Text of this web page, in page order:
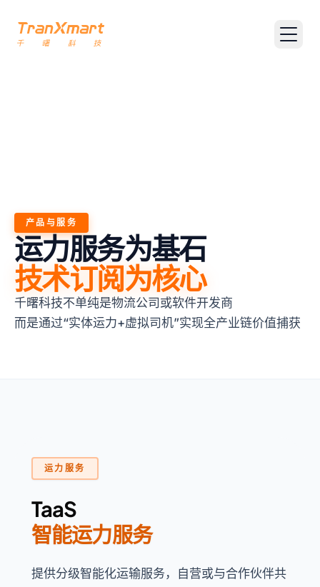
联系我们
产品与服务
运力服务为基石
技术订阅为核心
千曙科技不单纯是物流公司或软件开发商
而是通过“实体运力+虚拟司机”实现全产业链价值捕获
运力服务
TaaS
智能运力服务
提供分级智能化运输服务，自营或与合作伙伴共